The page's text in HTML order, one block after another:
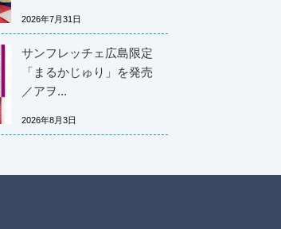
2026年7月31日
サンフレッチェ広島限定
「まるかじゅり」を発売
／アヲ...
2026年8月3日